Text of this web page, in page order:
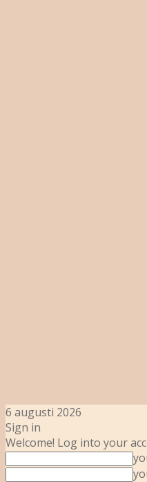
6 augusti 2026
Sign in
Welcome! Log into your